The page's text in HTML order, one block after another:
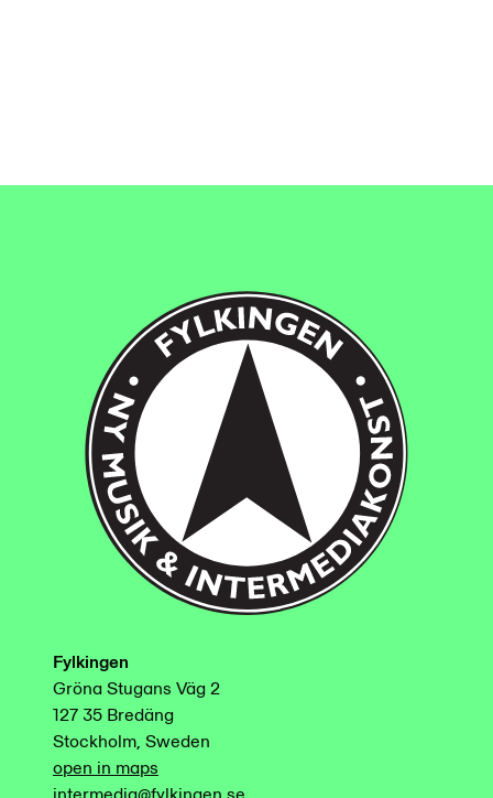
Fylkingen
Gröna Stugans Väg 2
127 35 Bredäng
Stockholm, Sweden
open in maps